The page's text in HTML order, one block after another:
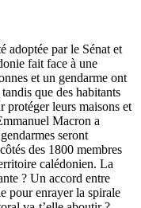
adoptée par le Sénat et
fait face à une
et un gendarme ont
que des habitants
protéger leurs maisons et
Macron a
seront
des 1800 membres
calédonien. La
? Un accord entre
pour enrayer la spirale